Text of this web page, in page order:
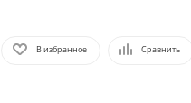
В избранное Сравнить